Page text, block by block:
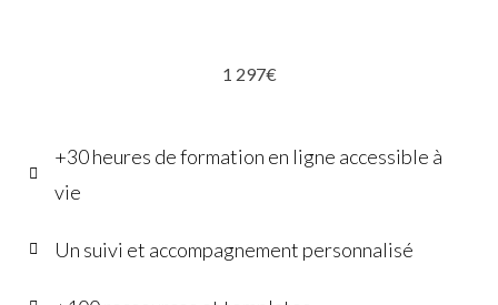
1 297€
+30 heures de formation en ligne accessible à
vie
Un suivi et accompagnement personnalisé